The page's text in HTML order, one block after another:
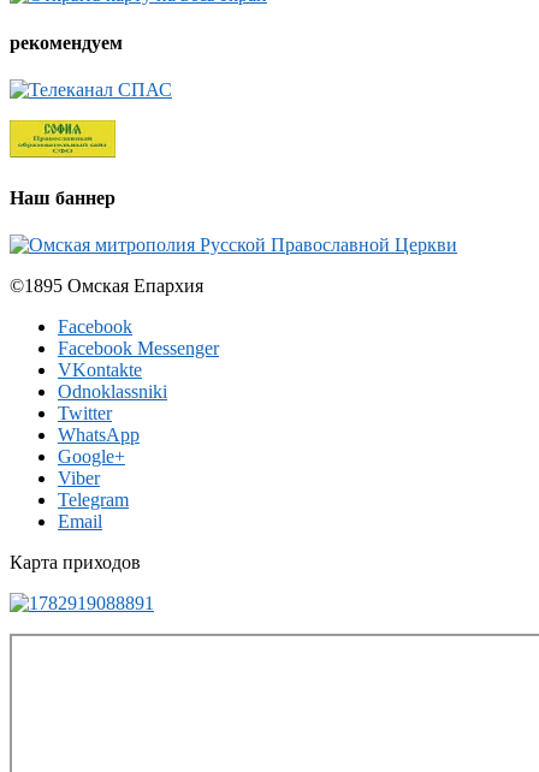
рекомендуем
Наш баннер
©1895 Омская Епархия
Facebook
Facebook Messenger
VKontakte
Odnoklassniki
Twitter
WhatsApp
Google+
Viber
Telegram
Email
Карта приходов